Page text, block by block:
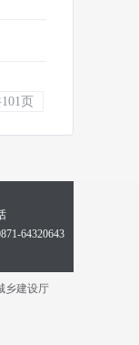
页
64320643
乡建设厅